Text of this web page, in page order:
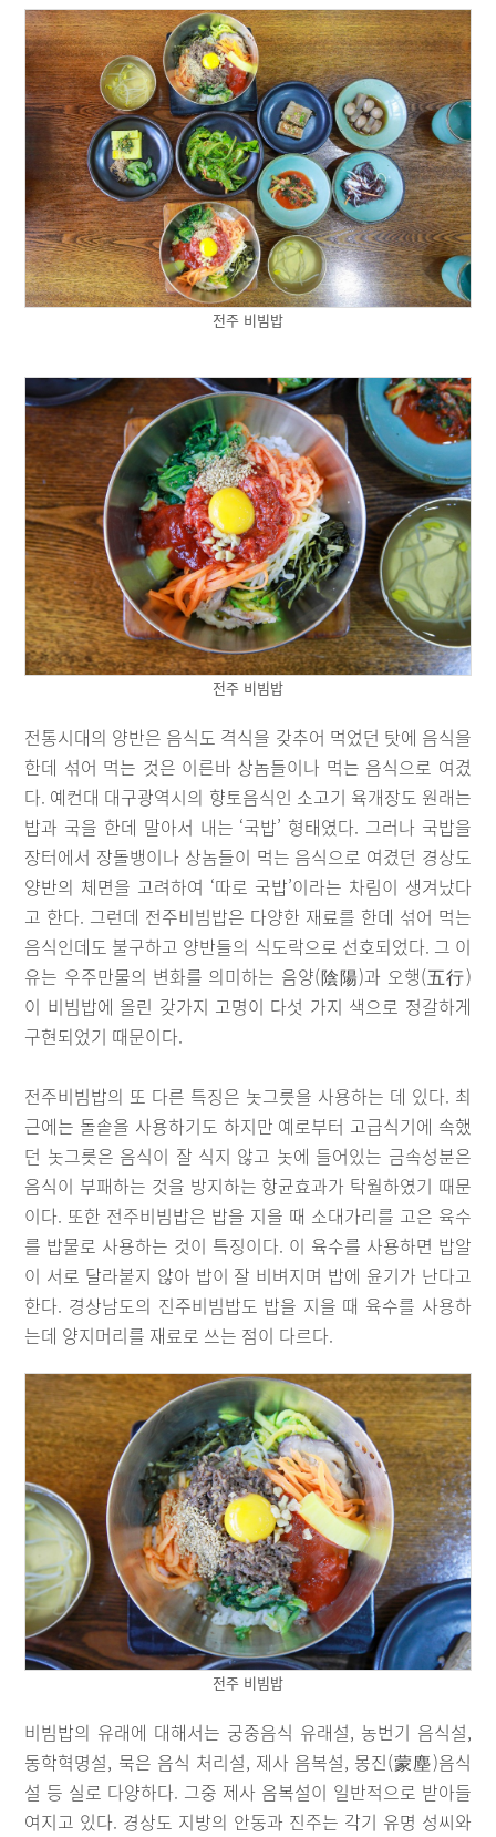
전주 비빔밥
전주 비빔밥
전통시대의 양반은 음식도 격식을 갖추어 먹었던 탓에 음식을
한데 섞어 먹는 것은 이른바 상놈들이나 먹는 음식으로 여겼
다. 예컨대 대구광역시의 향토음식인 소고기 육개장도 원래는
밥과 국을 한데 말아서 내는 ‘국밥’ 형태였다. 그러나 국밥을
장터에서 장돌뱅이나 상놈들이 먹는 음식으로 여겼던 경상도
양반의 체면을 고려하여 ‘따로 국밥’이라는 차림이 생겨났다
고 한다. 그런데 전주비빔밥은 다양한 재료를 한데 섞어 먹는
음식인데도 불구하고 양반들의 식도락으로 선호되었다. 그 이
유는 우주만물의 변화를 의미하는 음양(陰陽)과 오행(五行)
이 비빔밥에 올린 갖가지 고명이 다섯 가지 색으로 정갈하게
구현되었기 때문이다.
전주비빔밥의 또 다른 특징은 놋그릇을 사용하는 데 있다. 최
근에는 돌솥을 사용하기도 하지만 예로부터 고급식기에 속했
던 놋그릇은 음식이 잘 식지 않고 놋에 들어있는 금속성분은
음식이 부패하는 것을 방지하는 항균효과가 탁월하였기 때문
이다. 또한 전주비빔밥은 밥을 지을 때 소대가리를 고은 육수
를 밥물로 사용하는 것이 특징이다. 이 육수를 사용하면 밥알
이 서로 달라붙지 않아 밥이 잘 비벼지며 밥에 윤기가 난다고
한다. 경상남도의 진주비빔밥도 밥을 지을 때 육수를 사용하
는데 양지머리를 재료로 쓰는 점이 다르다.
전주 비빔밥
비빔밥의 유래에 대해서는 궁중음식 유래설, 농번기 음식설,
동학혁명설, 묵은 음식 처리설, 제사 음복설, 몽진(蒙塵)음식
설 등 실로 다양하다. 그중 제사 음복설이 일반적으로 받아들
여지고 있다. 경상도 지방의 안동과 진주는 각기 유명 성씨와